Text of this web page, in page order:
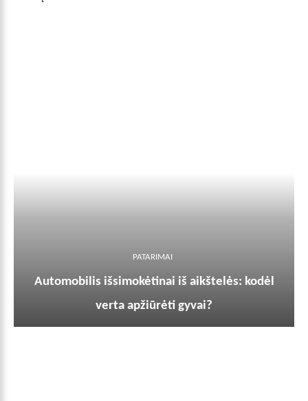
PATARIMAI
Automobilis išsimokėtinai iš aikštelės: kodėl
verta apžiūrėti gyvai?